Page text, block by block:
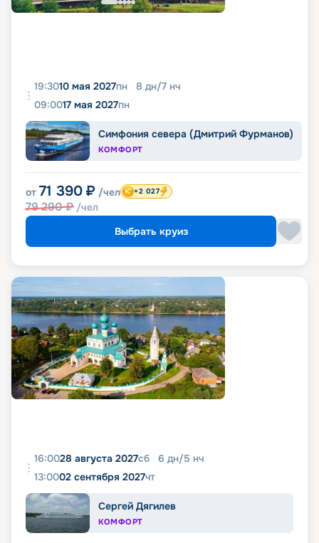
19:3010 мая 2027пн 8 дн/7 нч
09:0017 мая 2027пн
Симфония севера (Дмитрий Фурманов)
КОМФОРТ
от 71 390 ₽ /чел
79 290₽ /чел
+2 027
Выбрать круиз
16:0028 августа 2027сб 6 дн/5 нч
13:0002 сентября 2027чт
Сергей Дягилев
КОМФОРТ